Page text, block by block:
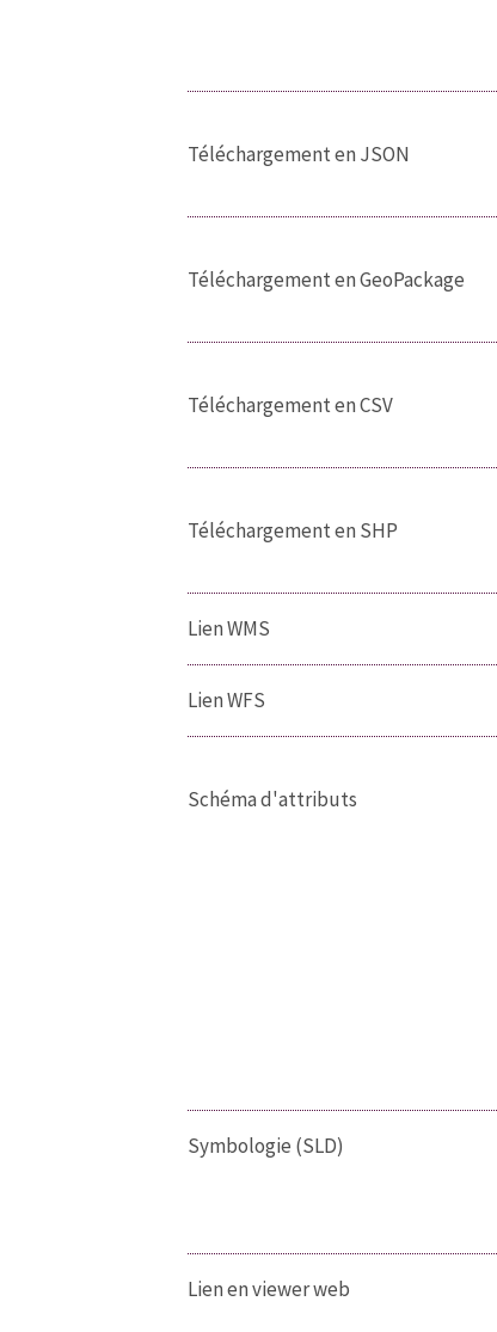
Téléchargement en JSON
Téléchargement en GeoPackage
Téléchargement en CSV
Téléchargement en SHP
Lien WMS
Lien WFS
Schéma d'attributs
Symbologie (SLD)
Lien en viewer web